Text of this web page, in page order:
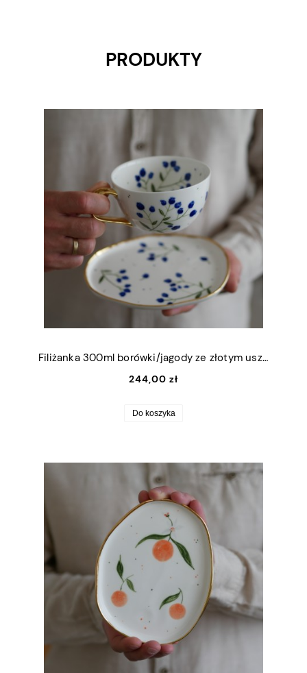
PRODUKTY
Filiżanka 300ml borówki/jagody ze złotym uszkiem + talerzyk (M) 13,5x16cm
244,00 zł
Do koszyka